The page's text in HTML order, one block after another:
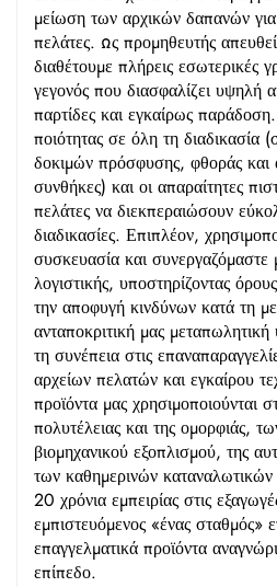
μείωση των αρχικών δαπανών
πελάτες. Ως προμηθευτής
διαθέτουμε πλήρεις εσωτερικές
γεγονός που διασφαλίζει υψηλή
παρτίδες και εγκαίρως
ποιότητας σε όλη τη διαδικασία
δοκιμών πρόσφυσης, φθοράς και
συνθήκες) και οι απαραίτητες
πελάτες να διεκπεραιώσουν
διαδικασίες. Επιπλέον,
συσκευασία και συνεργαζόμαστε
λογιστικής, υποστηρίζοντας
την αποφυγή κινδύνων κατά τη
ανταποκριτική μας μεταπωλητική
τη συνέπεια στις
αρχείων πελατών και εγκαίρου
προϊόντα μας χρησιμοποιούνται
πολυτέλειας και της ομορφιάς,
βιομηχανικού εξοπλισμού, της
των καθημερινών
20 χρόνια εμπειρίας στις
εμπιστευόμενος «ένας σταθμός»
επαγγελματικά προϊόντα
επίπεδο.